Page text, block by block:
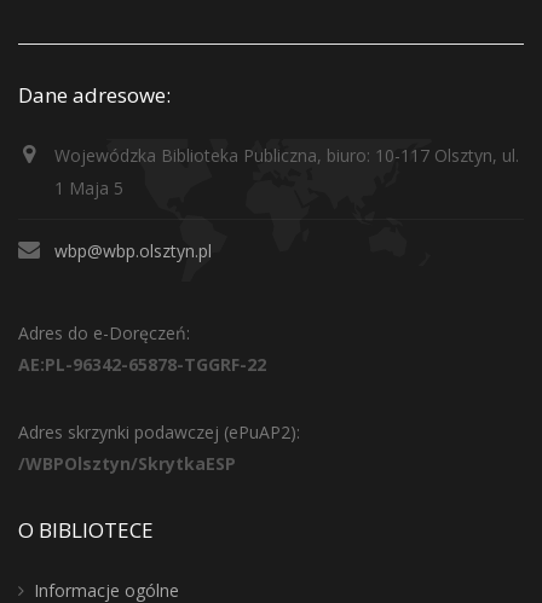
Dane adresowe:
Wojewódzka Biblioteka Publiczna, biuro: 10-117 Olsztyn, ul.
1 Maja 5
wbp@wbp.olsztyn.pl
Adres do e-Doręczeń:
AE:PL-96342-65878-TGGRF-22
Adres skrzynki podawczej (ePuAP2):
/WBPOlsztyn/SkrytkaESP
O BIBLIOTECE
Informacje ogólne